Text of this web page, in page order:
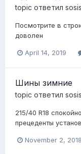
topic ответил
Посмотрите в
доволен
April 14, 2019
Шины зимние
topic ответил
215/40 R18
прецеденты
November 2, 2018